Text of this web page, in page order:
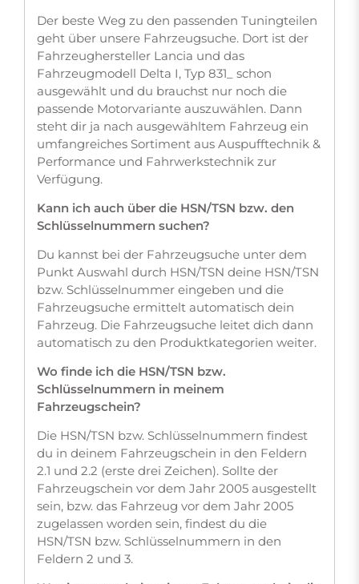
Der beste Weg zu den passenden Tuningteilen
geht über unsere Fahrzeugsuche. Dort ist der
Fahrzeughersteller Lancia und das
Fahrzeugmodell Delta I, Typ 831_ schon
ausgewählt und du brauchst nur noch die
passende Motorvariante auszuwählen. Dann
steht dir ja nach ausgewähltem Fahrzeug ein
umfangreiches Sortiment aus Auspufftechnik &
Performance und Fahrwerkstechnik zur
Verfügung.
Kann ich auch über die HSN/TSN bzw. den
Schlüsselnummern suchen?
Du kannst bei der Fahrzeugsuche unter dem
Punkt Auswahl durch HSN/TSN deine HSN/TSN
bzw. Schlüsselnummer eingeben und die
Fahrzeugsuche ermittelt automatisch dein
Fahrzeug. Die Fahrzeugsuche leitet dich dann
automatisch zu den Produktkategorien weiter.
Wo finde ich die HSN/TSN bzw.
Schlüsselnummern in meinem
Fahrzeugschein?
Die HSN/TSN bzw. Schlüsselnummern findest
du in deinem Fahrzeugschein in den Feldern
2.1 und 2.2 (erste drei Zeichen). Sollte der
Fahrzeugschein vor dem Jahr 2005 ausgestellt
sein, bzw. das Fahrzeug vor dem Jahr 2005
zugelassen worden sein, findest du die
HSN/TSN bzw. Schlüsselnummern in den
Feldern 2 und 3.